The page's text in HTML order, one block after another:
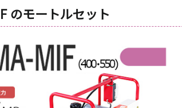
のモートルセット